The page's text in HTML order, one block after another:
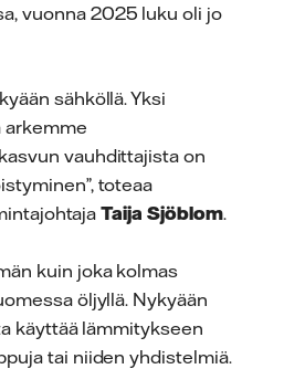
vuonna 2025 luku oli jo
sähköllä. Yksi
vauhdittajista on
toteaa
Taija Sjöblom.
kuin joka kolmas
öljyllä. Nykyään
käyttää lämmitykseen
tai niiden yhdistelmiä.